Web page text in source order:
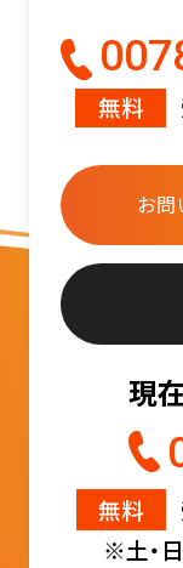
無料
お問
現
無料
※土・